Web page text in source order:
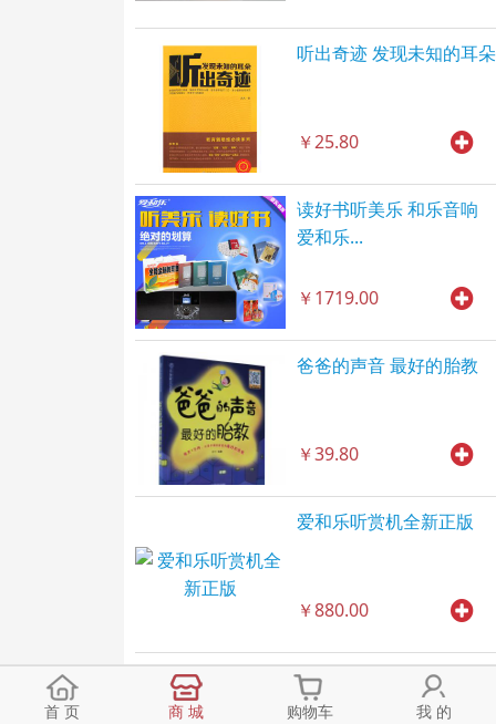
听出奇迹 发现未知的耳朵
￥25.80
读好书听美乐 和乐音响
爱和乐...
￥1719.00
爸爸的声音 最好的胎教
￥39.80
爱和乐听赏机全新正版
￥880.00
首 页 商 城 购物车 我 的